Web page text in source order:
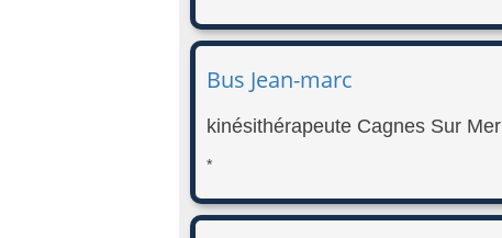
Bus Jean-marc
kinésithérapeute Cagnes Sur Mer
*